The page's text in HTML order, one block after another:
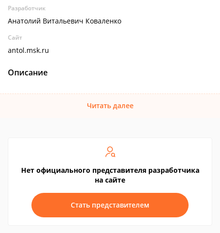
Разработчик
Анатолий Витальевич Коваленко
Сайт
antol.msk.ru
Описание
Читать далее
Нет официального представителя разработчика
на сайте
Стать представителем